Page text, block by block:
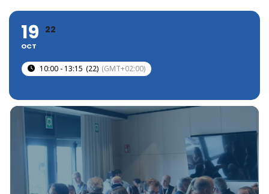
19
OCT
22
10:00 - 13:15 (22) (GMT+02:00)